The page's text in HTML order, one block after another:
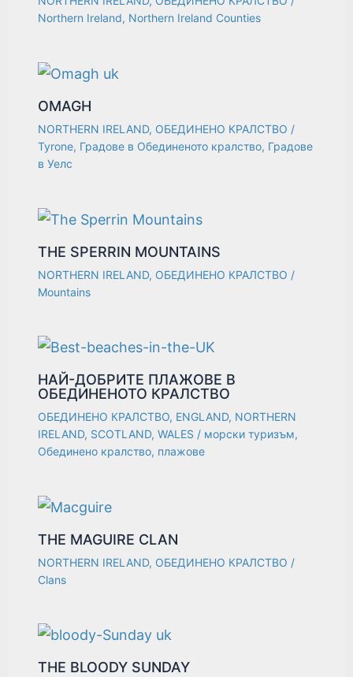
Northern Ireland, Northern Ireland Counties
OMAGH
NORTHERN IRELAND, ОБЕДИНЕНО КРАЛСТВО /
Tyrone, Градове в Обединеното кралство, Градове
в Уелс
THE SPERRIN MOUNTAINS
NORTHERN IRELAND, ОБЕДИНЕНО КРАЛСТВО /
Mountains
НАЙ-ДОБРИТЕ ПЛАЖОВЕ В
ОБЕДИНЕНОТО КРАЛСТВО
ОБЕДИНЕНО КРАЛСТВО, ENGLAND, NORTHERN
IRELAND, SCOTLAND,WALES / морски туризъм,
Обединено кралство, плажове
THE MAGUIRE CLAN
NORTHERN IRELAND, ОБЕДИНЕНО КРАЛСТВО /
Clans
THE BLOODY SUNDAY